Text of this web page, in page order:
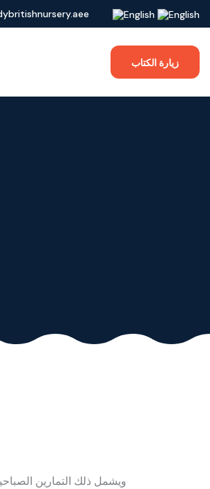
زيارة الكتاب
ويشمل ذلك التمارين